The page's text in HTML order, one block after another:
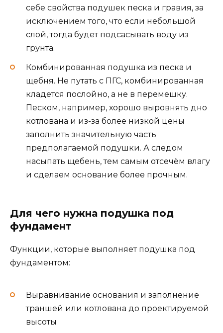
себе свойства подушек песка и гравия, за
исключением того, что если небольшой
слой, тогда будет подсасывать воду из
грунта.
Комбинированная подушка из песка и
щебня. Не путать с ПГС, комбинированная
кладется послойно, а не в перемешку.
Песком, например, хорошо выровнять дно
котлована и из-за более низкой цены
заполнить значительную часть
предполагаемой подушки. А следом
насыпать щебень, тем самым отсечём влагу
и сделаем основание более прочным.
Для чего нужна подушка под
фундамент
Функции, которые выполняет подушка под
фундаментом:
Выравнивание основания и заполнение
траншей или котлована до проектируемой
высоты